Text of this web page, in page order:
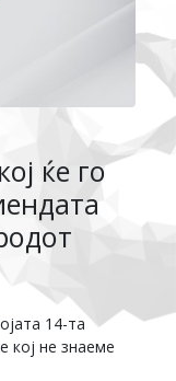
ќе го
14-та
кој не знаеме